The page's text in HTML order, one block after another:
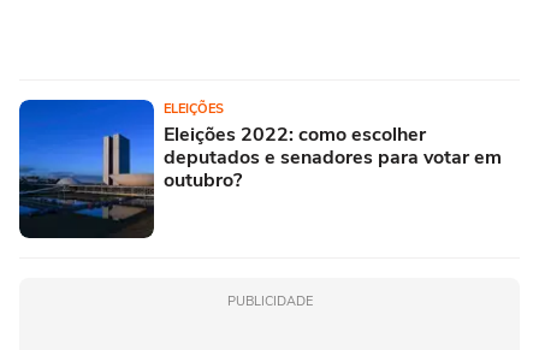
ELEIÇÕES
Eleições 2022: como escolher
deputados e senadores para votar em
outubro?
PUBLICIDADE